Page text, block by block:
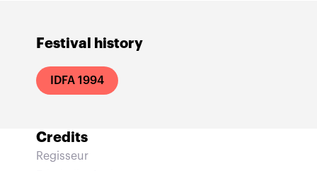
Festival history
IDFA 1994
Credits
Regisseur